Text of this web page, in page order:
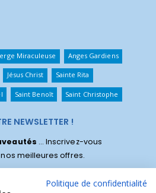
Miraculeuse Anges Gardiens
Jésus Christ Sainte Rita
Saint Benoît Saint Christophe
NEWSLETTER !
... Inscrivez-vous
meilleures offres.
Politique de confidentialité